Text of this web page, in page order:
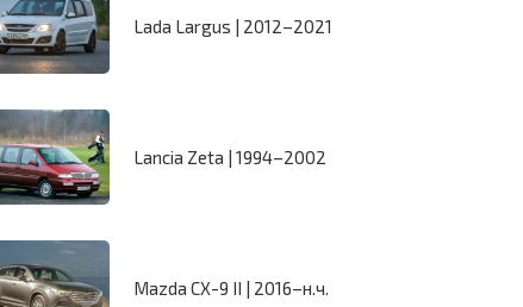
Lada Largus | 2012–2021
Lancia Zeta | 1994–2002
Mazda CX-9 II | 2016–н.ч.